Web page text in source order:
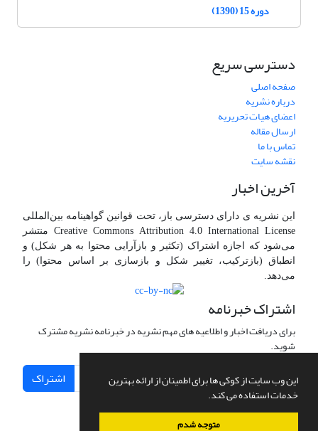
این وب سایت از کوکی ها برای اطمینان از ارائه بهترین
خدمات استفاده می کند.
متوجه شدم
دوره 15 (1390)
دسترسی سریع
صفحه اصلی
درباره نشریه
اعضای هیات تحریریه
ارسال مقاله
تماس با ما
نقشه سایت
آخرین اخبار
این نشریه ی دارای دسترسی باز، تحت قوانین گواهینامه بین‌المللی
Creative Commons Attribution 4.0 International License منتشر
می‌شود که اجازه اشتراک (تکثیر و بازآرایی محتوا به هر شکل) و
انطباق (بازترکیب، تغییر شکل و بازسازی بر اساس محتوا) را
می‌دهد.
اشتراک خبرنامه
برای دریافت اخبار و اطلاعیه های مهم نشریه در خبرنامه نشریه مشترک
شوید.
اشتراک